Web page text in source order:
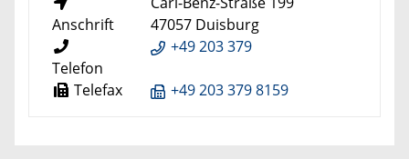
Anschrift
47057 Duisburg
Telefon
+49 203 379
Telefax +49 203 379 8159